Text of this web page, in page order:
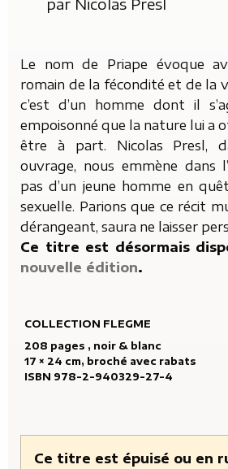
Le nom de Priape évoque
romain de la fécondité et de la
c’est d’un homme dont il
empoisonné que la nature lui a
être à part. Nicolas Presl,
ouvrage, nous emmène dans
pas d’un jeune homme en
sexuelle. Parions que ce récit
dérangeant, saura ne laisser
Ce titre est désormais
nouvelle édition.
COLLECTION FLEGME
208 pages , noir & blanc
17 × 24 cm, broché avec rabats
ISBN 978-2-940329-27-4
Ce titre est épuisé ou en